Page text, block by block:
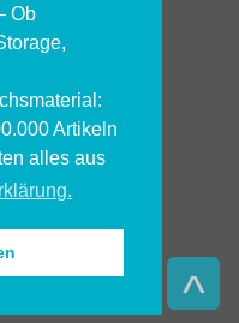
Ob
Artikeln
alles aus
MwSt. zzgl.